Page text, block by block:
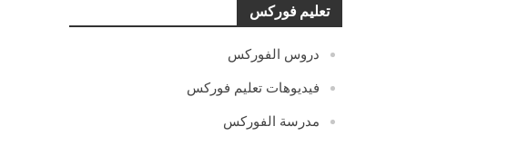
تعليم فوركس
دروس الفوركس
فيديوهات تعليم فوركس
مدرسة الفوركس